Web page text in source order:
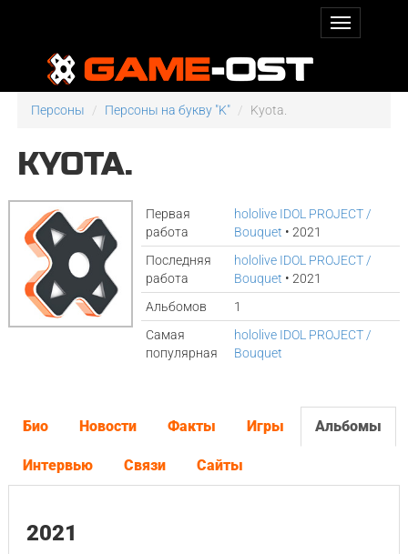
Персоны Персоны на букву "K" Kyota.
KYOTA.
Первая
работа
hololive IDOL PROJECT /
Bouquet • 2021
Последняя
работа
hololive IDOL PROJECT /
Bouquet • 2021
Альбомов
1
Самая
популярная
hololive IDOL PROJECT /
Bouquet
Био Новости Факты Игры Альбомы
Интервью Связи Сайты
2021